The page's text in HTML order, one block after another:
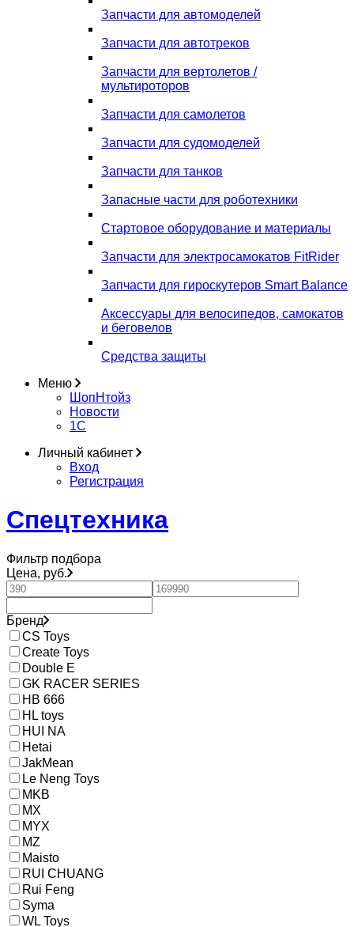
Запчасти для автомоделей
Запчасти для автотреков
Запчасти для вертолетов /
мультироторов
Запчасти для самолетов
Запчасти для судомоделей
Запчасти для танков
Запасные части для роботехники
Стартовое оборудование и материалы
Запчасти для электросамокатов FitRider
Запчасти для гироскутеров Smart Balance
Аксессуары для велосипедов, самокатов
и беговелов
Средства защиты
Меню
ШопНтойз
Новости
1C
Личный кабинет
Вход
Регистрация
Спецтехника
Фильтр подбора
Цена, руб.
Бренд
CS Toys
Create Toys
Double E
GK RACER SERIES
HB 666
HL toys
HUI NA
Hetai
JakMean
Le Neng Toys
MKB
MX
MYX
MZ
Maisto
RUI CHUANG
Rui Feng
Syma
WL Toys